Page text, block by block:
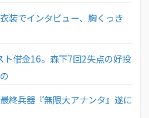
装でインタビュー、胸くっき
ト借金16。森下7回2失点の好投
終兵器『無限大アナンタ』遂に